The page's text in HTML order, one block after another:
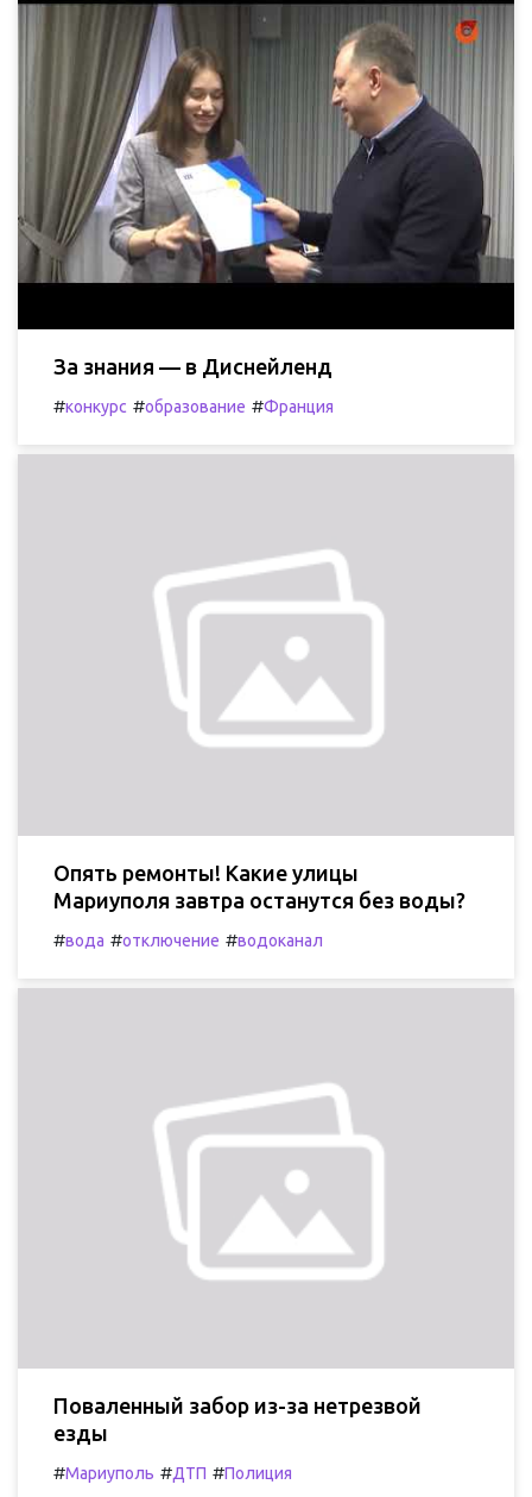
За знания — в Диснейленд
#конкурс #образование #Франция
Опять ремонты! Какие улицы
Мариуполя завтра останутся без воды?
#вода #отключение #водоканал
Поваленный забор из-за нетрезвой
езды
#Мариуполь #ДТП #Полиция